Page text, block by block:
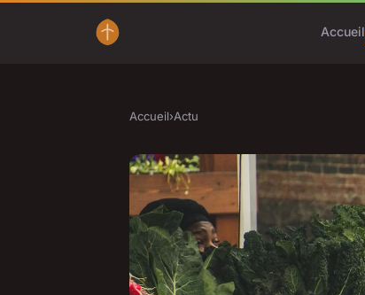
Accueil
Accueil›Actu